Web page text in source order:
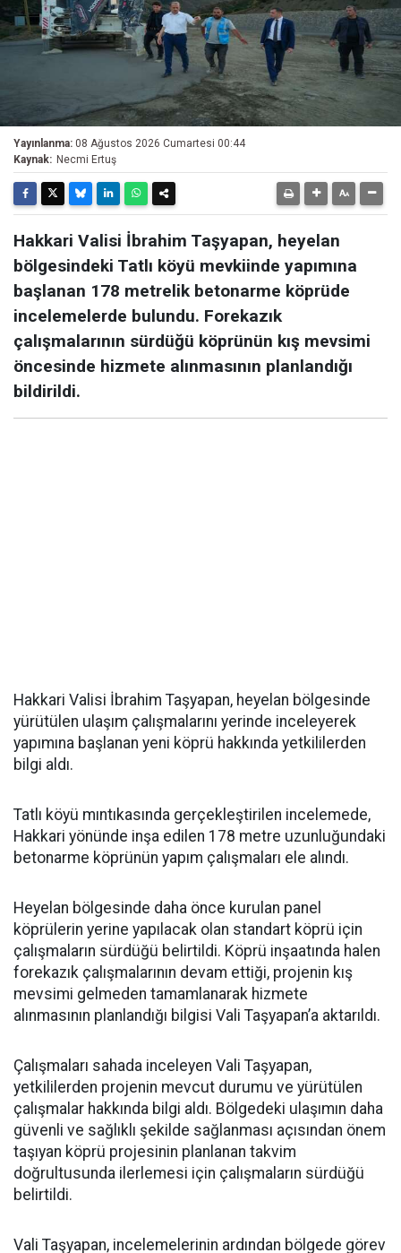
Yayınlanma: 08 Ağustos 2026 Cumartesi 00:44
Kaynak: Necmi Ertuş
Hakkari Valisi İbrahim Taşyapan, heyelan
bölgesindeki Tatlı köyü mevkiinde yapımına
başlanan 178 metrelik betonarme köprüde
incelemelerde bulundu. Forekazık
çalışmalarının sürdüğü köprünün kış mevsimi
öncesinde hizmete alınmasının planlandığı
bildirildi.
Hakkari Valisi İbrahim Taşyapan, heyelan bölgesinde
yürütülen ulaşım çalışmalarını yerinde inceleyerek
yapımına başlanan yeni köprü hakkında yetkililerden
bilgi aldı.
Tatlı köyü mıntıkasında gerçekleştirilen incelemede,
Hakkari yönünde inşa edilen 178 metre uzunluğundaki
betonarme köprünün yapım çalışmaları ele alındı.
Heyelan bölgesinde daha önce kurulan panel
köprülerin yerine yapılacak olan standart köprü için
çalışmaların sürdüğü belirtildi. Köprü inşaatında halen
forekazık çalışmalarının devam ettiği, projenin kış
mevsimi gelmeden tamamlanarak hizmete
alınmasının planlandığı bilgisi Vali Taşyapan’a aktarıldı.
Çalışmaları sahada inceleyen Vali Taşyapan,
yetkililerden projenin mevcut durumu ve yürütülen
çalışmalar hakkında bilgi aldı. Bölgedeki ulaşımın daha
güvenli ve sağlıklı şekilde sağlanması açısından önem
taşıyan köprü projesinin planlanan takvim
doğrultusunda ilerlemesi için çalışmaların sürdüğü
belirtildi.
Vali Taşyapan, incelemelerinin ardından bölgede görev